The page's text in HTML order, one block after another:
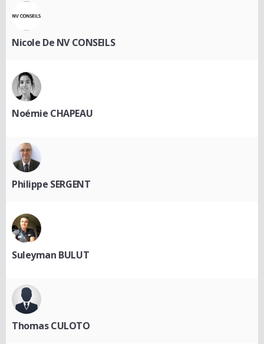
Nicole De NV CONSEILS
Noémie CHAPEAU
Philippe SERGENT
Suleyman BULUT
Thomas CULOTO